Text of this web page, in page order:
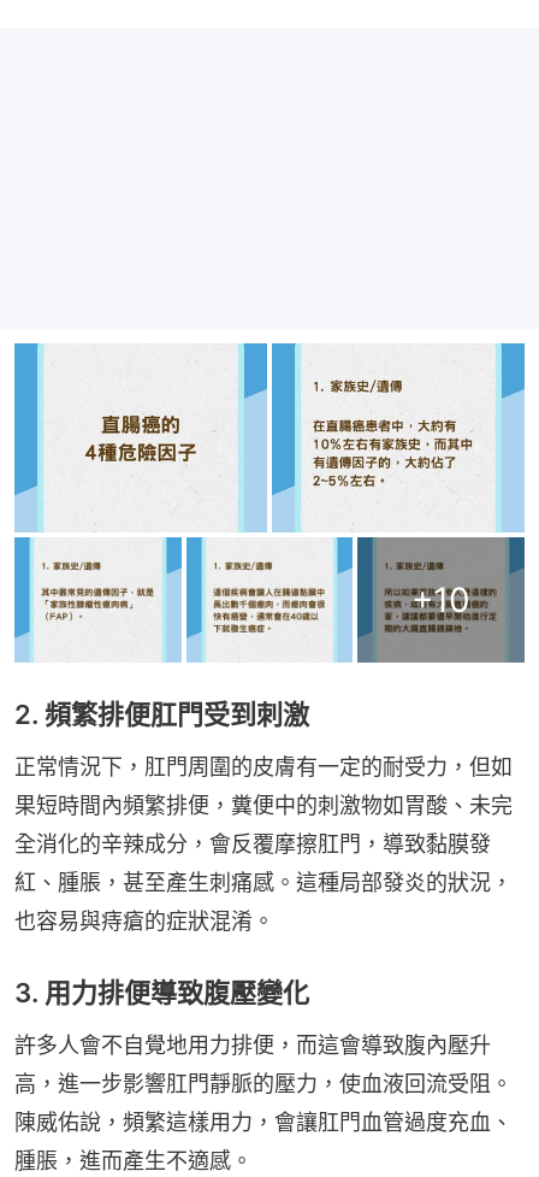
+10
2. 頻繁排便肛門受到刺激
正常情況下，肛門周圍的皮膚有一定的耐受力，但如
果短時間內頻繁排便，糞便中的刺激物如胃酸、未完
全消化的辛辣成分，會反覆摩擦肛門，導致黏膜發
紅、腫脹，甚至產生刺痛感。這種局部發炎的狀況，
也容易與痔瘡的症狀混淆。
3. 用力排便導致腹壓變化
許多人會不自覺地用力排便，而這會導致腹內壓升
高，進一步影響肛門靜脈的壓力，使血液回流受阻。
陳威佑說，頻繁這樣用力，會讓肛門血管過度充血、
腫脹，進而產生不適感。